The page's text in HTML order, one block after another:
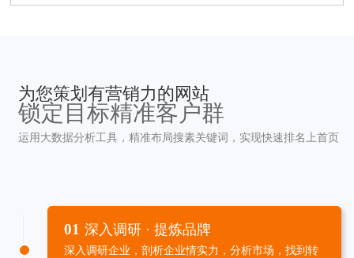
为您策划有营销力的网站
锁定目标精准客户群
运用大数据分析工具，精准布局搜素关键词，实现快速排名上首页
01 深入调研 · 提炼品牌
深入调研企业，剖析企业情实力，分析市场，找到转